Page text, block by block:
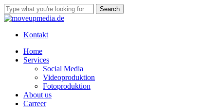
Skip
to
content
Search
Close
Kontakt
Menu
Home
Services
Social Media
Videoproduktion
Fotoproduktion
About us
Carreer